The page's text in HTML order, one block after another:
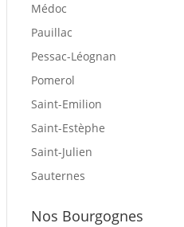
Médoc
Pauillac
Pessac-Léognan
Pomerol
Saint-Emilion
Saint-Estèphe
Saint-Julien
Sauternes
Nos Bourgognes